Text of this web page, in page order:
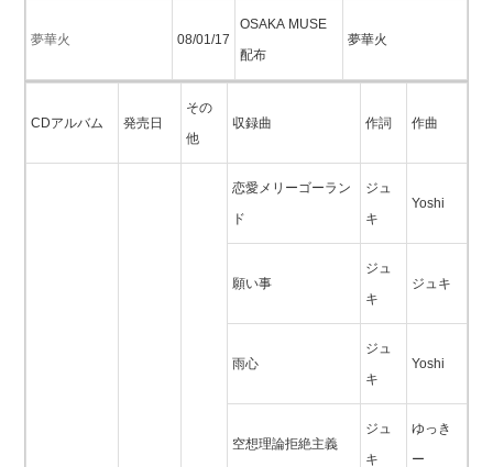
夢華火 08/01/17
OSAKA MUSE
配布
夢華火
CDアルバム 発売日
その
他
収録曲 作詞 作曲
恋愛メリーゴーラン
ド
ジュ
キ
Yoshi
願い事
ジュ
キ
ジュキ
雨心
ジュ
キ
Yoshi
空想理論拒絶主義
ジュ
キ
ゆっき
ー